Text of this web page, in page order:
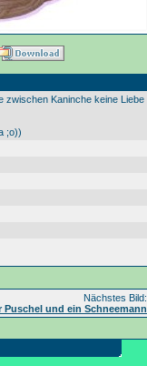
zwischen Kaninche keine Liebe
;o))
Nächstes Bild:
Puschel und ein Schneemann